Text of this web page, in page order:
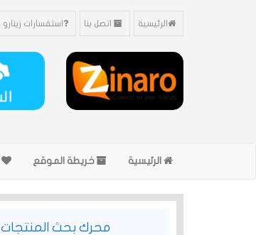
الرئيسية اتصل بنا استفسارات زينارو
الرئيسية خريطة الموقع
محرك بحث المنتجات